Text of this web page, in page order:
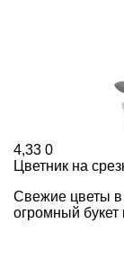
4,33 0
Цветник на
Свежие цветы в
огромный букет